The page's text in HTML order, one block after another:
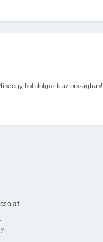
hol dolgozik az országban!